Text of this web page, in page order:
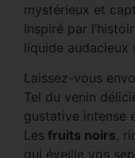
mystérieux et
Inspiré par
liquide audacieux
Laissez-vous
Tel du venin
gustative intense
Les fruits noirs,
qui éveille vos